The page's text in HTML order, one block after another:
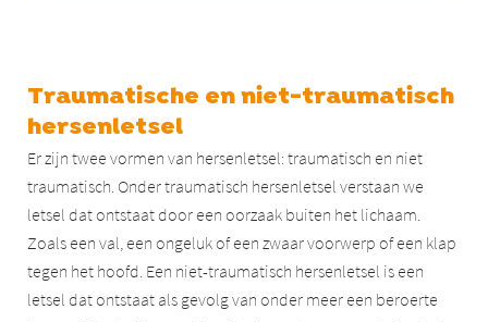
Traumatische en niet-traumatisch
hersenletsel
Er zijn twee vormen van hersenletsel: traumatisch en niet
traumatisch. Onder traumatisch hersenletsel verstaan we
letsel dat ontstaat door een oorzaak buiten het lichaam.
Zoals een val, een ongeluk of een zwaar voorwerp of een klap
tegen het hoofd. Een niet-traumatisch hersenletsel is een
letsel dat ontstaat als gevolg van onder meer een beroerte